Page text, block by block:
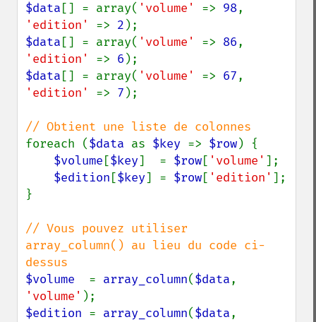
$data [] = array( 'volume' => 98
'edition' => 2
$data [] = array( 'volume' => 86
'edition' => 6
$data [] = array( 'volume' => 67
'edition' => 7 );
foreach ($data as $key => $row) {
$volume [$key]  = $row[ 'volume' ];
$edition [$key] = $row[ 'edition' ];
}
// Vous pouvez utiliser
array_column() au lieu du code ci-
$volume = array_column($data
'volume'
$edition = array_column($data